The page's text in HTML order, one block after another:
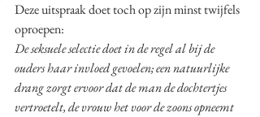
Deze uitspraak doet toch op zijn minst twijfels
oproepen:
De seksuele selectie doet in de regel al bij de
ouders haar invloed gevoelen; een natuurlijke
drang zorgt ervoor dat de man de dochtertjes
vertroetelt, de vrouw het voor de zoons opneemt